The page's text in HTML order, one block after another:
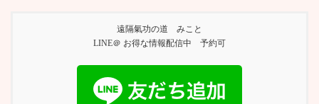
遠隔氣功の道 みこと
LINE＠ お得な情報配信中 予約可